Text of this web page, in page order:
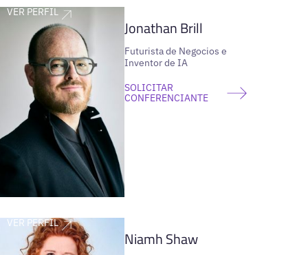
VER PERFIL
Jonathan Brill
Futurista de Negocios e
Inventor de IA
SOLICITAR
CONFERENCIANTE
VER PERFIL
Niamh Shaw